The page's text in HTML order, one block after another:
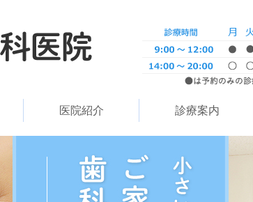
医院紹介 診療案内